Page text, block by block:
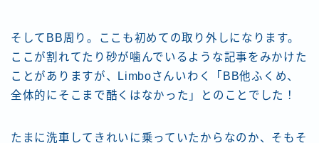
そしてBB周り。ここも初めての取り外しになります。
ここが割れてたり砂が噛んでいるような記事をみかけた
ことがありますが、Limboさんいわく「BB他ふくめ、
全体的にそこまで酷くはなかった」とのことでした！
たまに洗車してきれいに乗っていたからなのか、そもそ